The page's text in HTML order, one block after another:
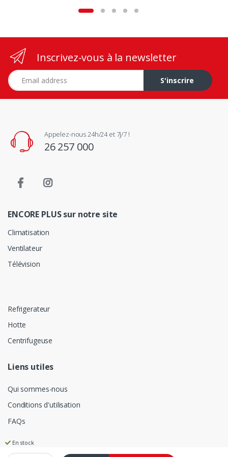
En stock
Inscrivez-vous à la newsletter
Adresse e-mail
S'inscrire
Appelez-nous 24h/24 et 7j/7 !
26 257 000
ENCORE PLUS sur notre site
Climatisation
Ventilateur
Télévision
Refrigerateur
Hotte
Centrifugeuse
Liens utiles
Qui sommes-nous
Conditions d'utilisation
FAQs